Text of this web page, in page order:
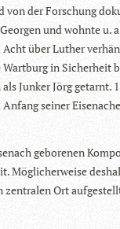
von der For­schung
und wohnte u.
Acht über Luther
Wart­burg in Sicher­heit
Jun­ker Jörg getarnt.
sei­ner
gebo­re­nen
Mög­li­cher­weise
zen­tra­len Ort